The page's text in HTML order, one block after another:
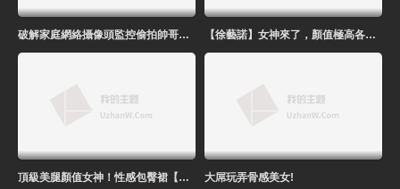
破解家庭網絡攝像頭監控偷拍帥哥美女開著電視翻雲覆雨 【徐藝諾】女神來了，顏值極高各種秀！ 3
頂級美腿顏值女神！性感包臀裙【上篇】跪地吸吮深喉大屌，扶屌騎乘位沒入，正入姿勢衝刺爆操，無套內射 (1) 大屌玩弄骨感美女!